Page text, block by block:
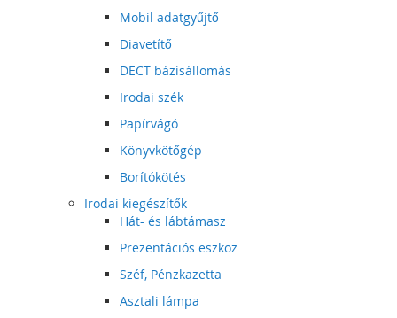
Mobil adatgyűjtő
Diavetítő
DECT bázisállomás
Irodai szék
Papírvágó
Könyvkötőgép
Borítókötés
Irodai kiegészítők
Hát- és lábtámasz
Prezentációs eszköz
Széf, Pénzkazetta
Asztali lámpa